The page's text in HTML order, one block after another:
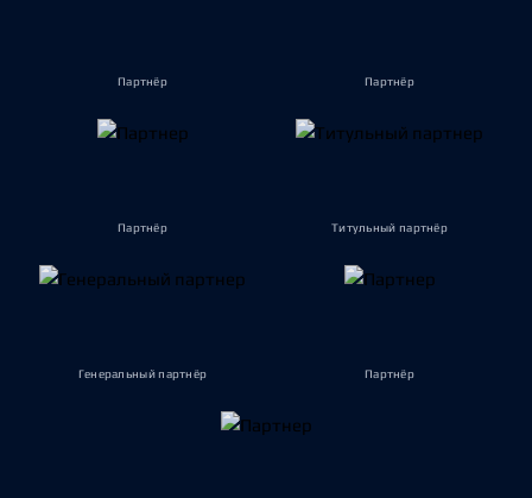
Партнёр Партнёр
Партнёр Титульный партнёр
Генеральный партнёр Партнёр